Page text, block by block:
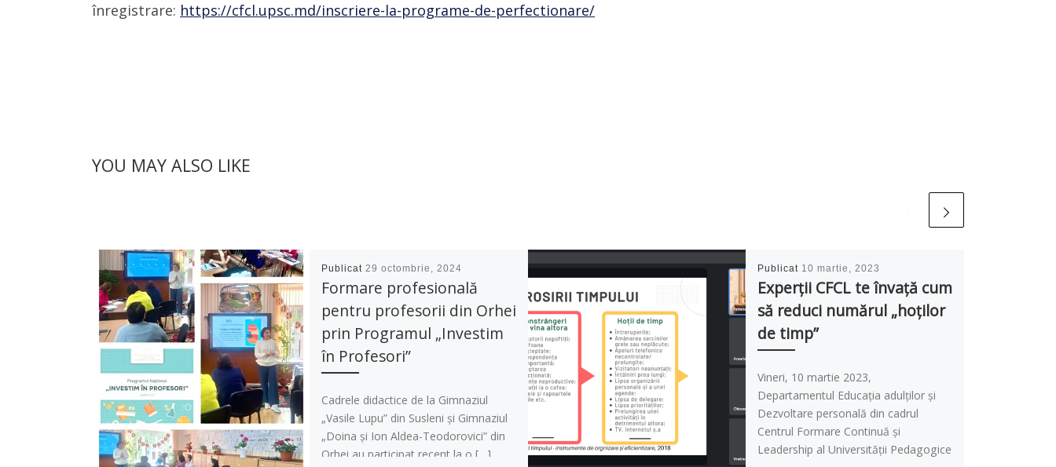
înregistrare: https://cfcl.upsc.md/inscriere-la-programe-de-perfectionare/
YOU MAY ALSO LIKE
Publicat 29 octombrie, 2024
Formare profesională
pentru profesorii din Orhei
prin Programul „Investim
în Profesori”
Cadrele didactice de la Gimnaziul
„Vasile Lupu” din Susleni și Gimnaziul
„Doina și Ion Aldea-Teodorovici” din
Orhei au participat recent la o […]
Publicat 10 martie, 2023
Experții CFCL te învață cum
să reduci numărul „hoților
de timp”
Vineri, 10 martie 2023,
Departamentul Educația adulților și
Dezvoltare personală din cadrul
Centrul Formare Continuă și
Leadership al Universității Pedagogice